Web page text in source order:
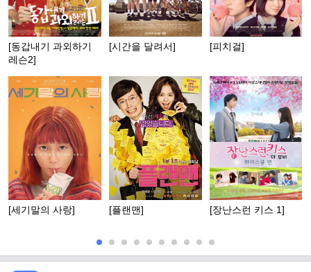
[동갑내기 과외하기
레슨2]
[시간을 달려서] [피치걸]
[세기말의 사랑] [플랜맨] [장난스런 키스 1]